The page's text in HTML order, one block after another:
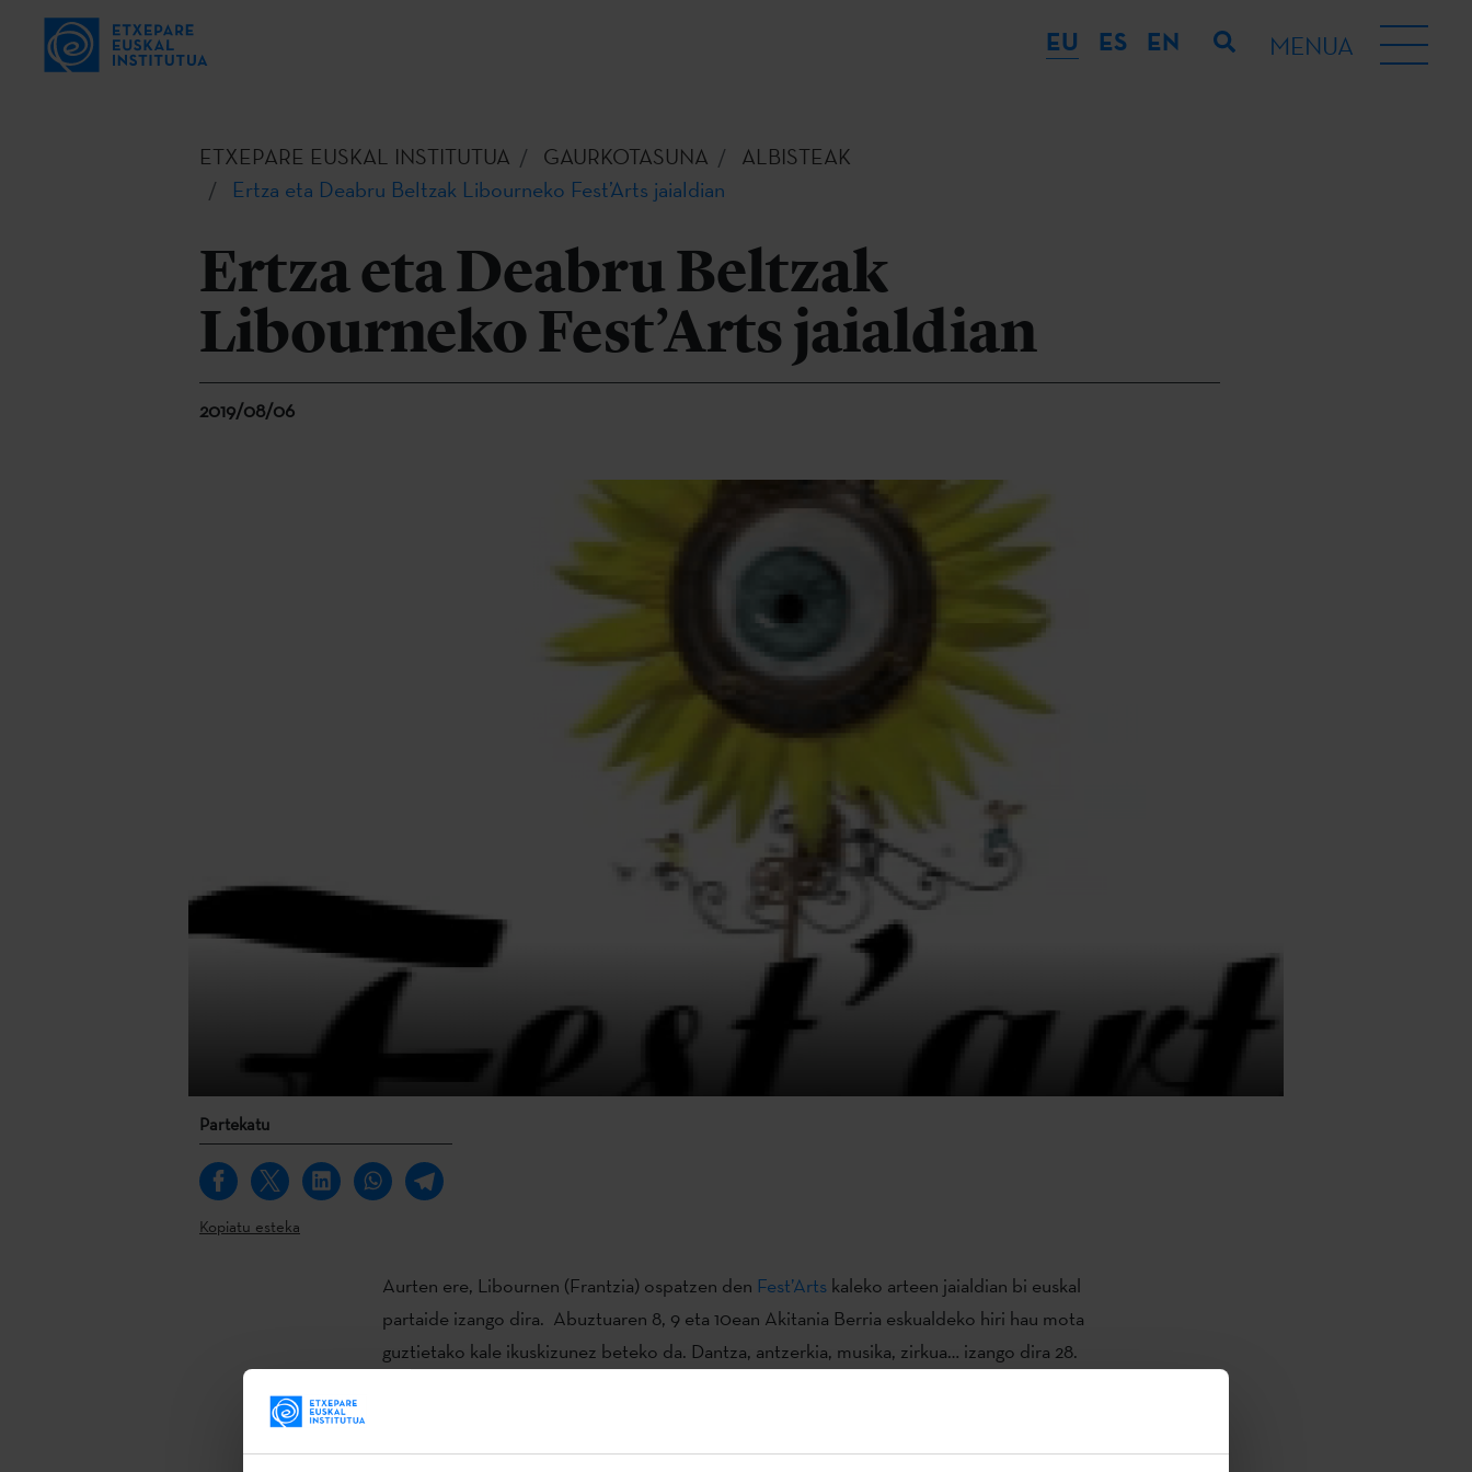
EU ES EN MENUA
ETXEPARE EUSKAL INSTITUTUA GAURKOTASUNA
ALBISTEAK
Ertza eta Deabru Beltzak Libourneko Fest’Arts jaialdian
Ertza eta Deabru Beltzak
Libourneko Fest’Arts jaialdian
2019/08/06
Partekatu
Kopiatu esteka
Aurten ere, Libournen (Frantzia) ospatzen den Fest’Artskaleko arteen jaialdian bi euskal
partaide izango dira. Abuztuaren 8, 9 eta 10ean Akitania Berria eskualdeko hiri hau mota
guztietako kale ikuskizunez beteko da. Dantza, antzerkia, musika, zirkua… izango dira 28.